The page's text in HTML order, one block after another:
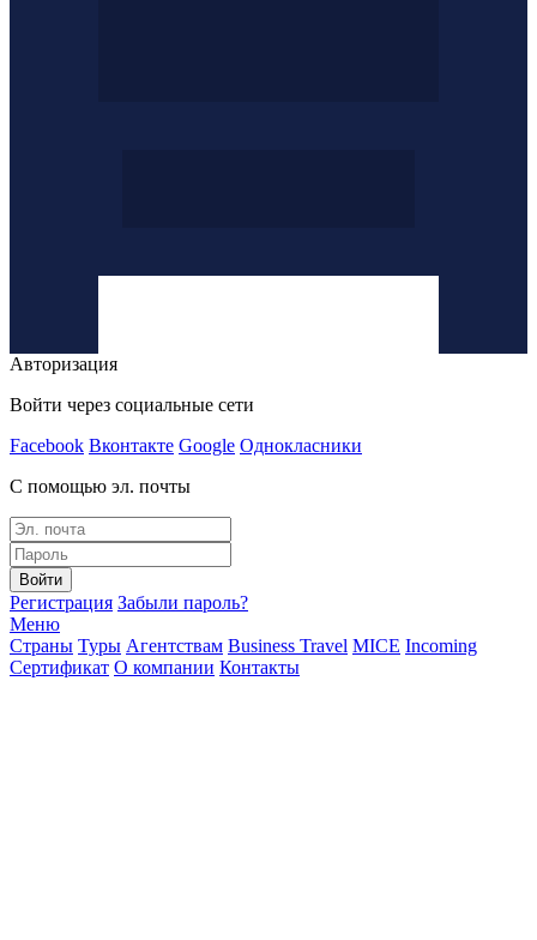
Авторизация
Войти через социальные сети
Facebook Вконтакте Google Однокласники
С помощью эл. почты
Войти
Регистрация Забыли пароль?
Меню
Страны Туры Агентствам Business Travel MICE Incoming
Сертификат О компании Контакты